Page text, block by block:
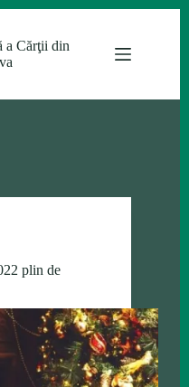
a Cărţii din
plin de